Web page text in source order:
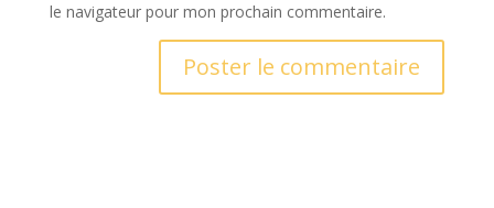
le navigateur pour mon prochain commentaire.